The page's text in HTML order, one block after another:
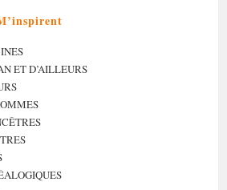
ET D’AILLEURS